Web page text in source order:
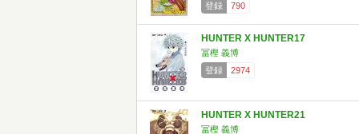
登録
790
HUNTER X HUNTER17
冨樫 義博
登録
2974
HUNTER X HUNTER21
冨樫 義博